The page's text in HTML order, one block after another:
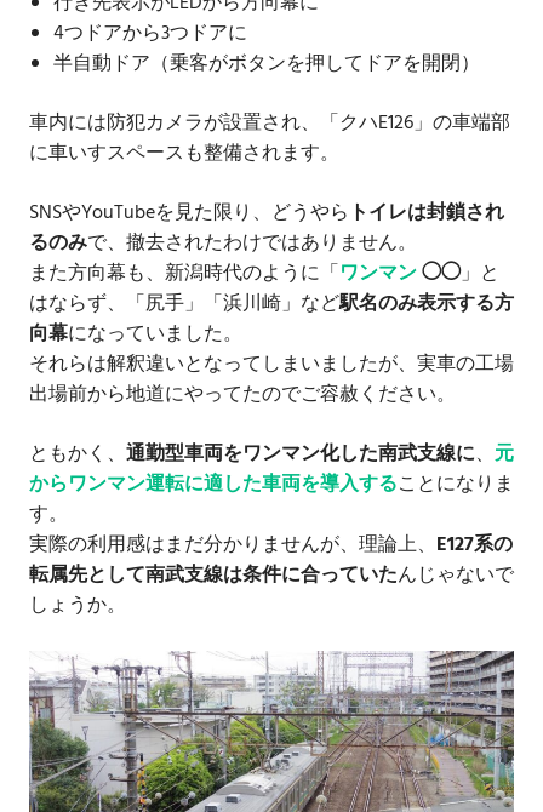
4つドアから3つドアに
半自動ドア（乗客がボタンを押してドアを開閉）
車内には防犯カメラが設置され、「クハE126」の車端部
に車いすスペースも整備されます。
SNSやYouTubeを見た限り、どうやら トイレは封鎖され
るのみで、撤去されたわけではありません。
また方向幕も、新潟時代のように「ワンマン◯◯」と
はならず、「尻手」「浜川崎」など駅名のみ表示する方
向幕になっていました。
それらは解釈違いとなってしまいましたが、実車の工場
出場前から地道にやってたのでご容赦ください。
ともかく、 通勤型車両をワンマン化した南武支線に、 元
からワンマン運転に適した車両を導入することになりま
す。
実際の利用感はまだ分かりませんが、理論上、 E127系の
転属先として南武支線は条件に合っていたんじゃないで
しょうか。